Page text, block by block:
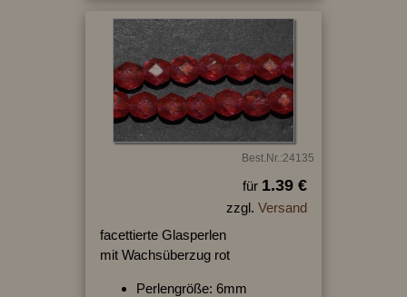
Best.Nr.:24135
für 1.39 €
zzgl. Versand
facettierte Glasperlen
mit Wachsüberzug rot
Perlengröße: 6mm